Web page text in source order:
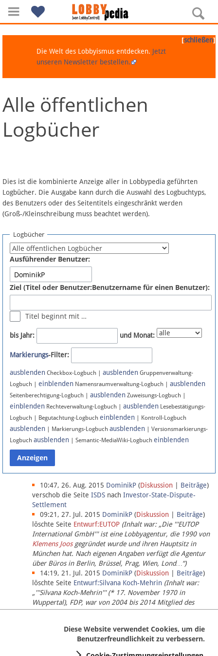
Navigation
Über Lobbypedia
Artikel nach Kategorien
FAQ
Fördermitglied werden
Fehler melden
Newsletter
Bluesky
Facebook
Instagram
Anmelden
Datenschutz
Über Lobbypedia
Impressum
[schließen]
Die Welt des Lobbyismus entdecken. Jetzt
unseren Newsletter bestellen.
Alle öffentlichen
Logbücher
Dies ist die kombinierte Anzeige aller in Lobbypedia geführten
Logbücher. Die Ausgabe kann durch die Auswahl des Logbuchtyps,
des Benutzers oder des Seitentitels eingeschränkt werden
(Groß-/Kleinschreibung muss beachtet werden).
Logbücher
Ausführender Benutzer:
Ziel (Titel oder Benutzer:Benutzername für einen Benutzer):
Titel beginnt mit …
bis Jahr: und Monat:
Markierungs-Filter:
ausblenden Checkbox-Logbuch | ausblenden Gruppenverwaltung-
Logbuch | einblenden Namensraumverwaltung-Logbuch | ausblenden
Seitenberechtigung-Logbuch | ausblenden Zuweisungs-Logbuch |
einblenden Rechteverwaltung-Logbuch | ausblenden Lesebestätigungs-
Logbuch | Begutachtung-Logbuch einblenden | Kontroll-Logbuch
ausblenden | Markierungs-Logbuch ausblenden | Versionsmarkierungs-
Logbuch ausblenden | Semantic-MediaWiki-Logbuch einblenden
10:47, 26. Aug. 2015 DominikP (Diskussion Beiträge)
verschob die Seite ISDS nach Investor-State-Dispute-
Settlement
09:21, 27. Jul. 2015 DominikP (Diskussion Beiträge)
löschte Seite Entwurf:EUTOP (Inhalt war: „Die '''EUTOP
International GmbH''' ist eine Lobbyagentur, die 1990 von
Klemens Joosgegründet wurde und ihren Hauptsitz in
München hat. Nach eigenen Angaben verfügt die Agentur
über Büros in Berlin, Brüssel, Prag, Wien, Lond…“)
14:19, 21. Jul. 2015 DominikP (Diskussion Beiträge)
löschte Seite Entwurf:Silvana Koch-Mehrin (Inhalt war:
„'''Silvana Koch-Mehrin''' (* 17. November 1970 in
Wuppertal), FDP, war von 2004 bis 2014 Mitglied des
Europäischen Parlaments, seit November 2014 ist sie für
Diese Website verwendet Cookies, um die
Benutzerfreundlichkeit zu verbessern.